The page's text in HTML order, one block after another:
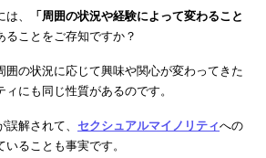
は、
「周囲の状況や経験によって変わること
ることをご存知ですか？
囲の状況に応じて興味や関心が変わってきた
にも同じ性質があるのです。
解されて、 セクシュアルマイノリティへの
ることも事実です。